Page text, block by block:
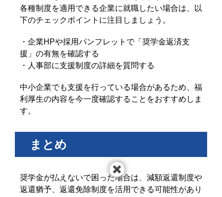
各種制度を適用できる企業に就職したい場合は、以
下のチェックポイントに注目しましょう。
・企業HPや採用パンフレットで「奨学金返済支
援」の有無を確認する
・人事部に支援制度の詳細を質問する
中小企業でも支援を行っている場合があるため、福
利厚生の内容を今一度確認することをおすすめしま
す。
まとめ
奨学金が払えないで困った場合は、減額返還制度や
返還猶予、返還免除制度を活用できる可能性があり